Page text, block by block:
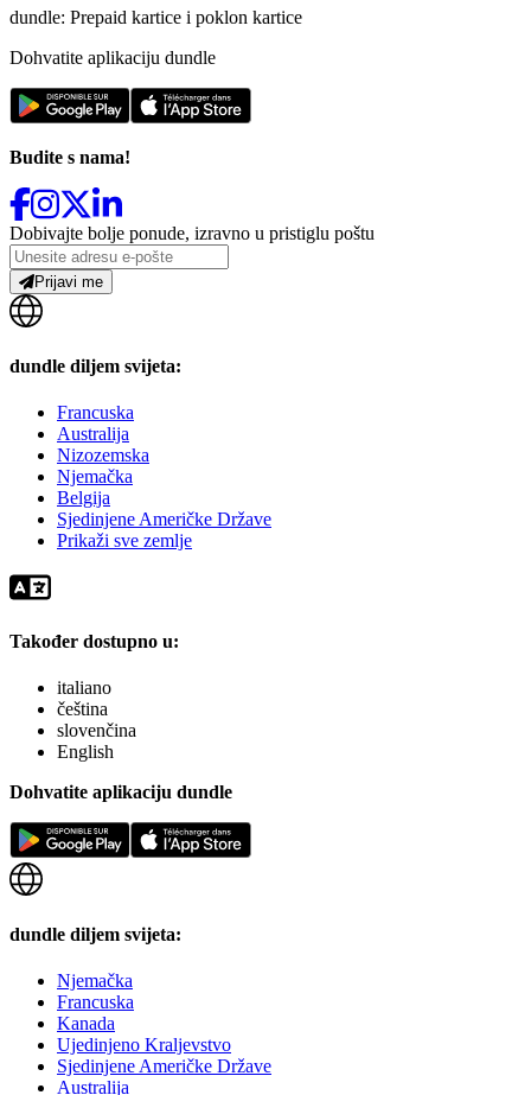
dundle: Prepaid kartice i poklon kartice
Dohvatite aplikaciju dundle
Budite s nama!
Dobivajte bolje ponude, izravno u pristiglu poštu
Prijavi me
dundle diljem svijeta:
Francuska
Australija
Nizozemska
Njemačka
Belgija
Sjedinjene Američke Države
Prikaži sve zemlje
Također dostupno u:
italiano
čeština
slovenčina
English
Dohvatite aplikaciju dundle
dundle diljem svijeta:
Njemačka
Francuska
Kanada
Ujedinjeno Kraljevstvo
Sjedinjene Američke Države
Australija